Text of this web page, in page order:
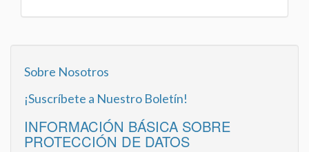
Sobre Nosotros
¡Suscríbete a Nuestro Boletín!
INFORMACIÓN BÁSICA SOBRE
PROTECCIÓN DE DATOS